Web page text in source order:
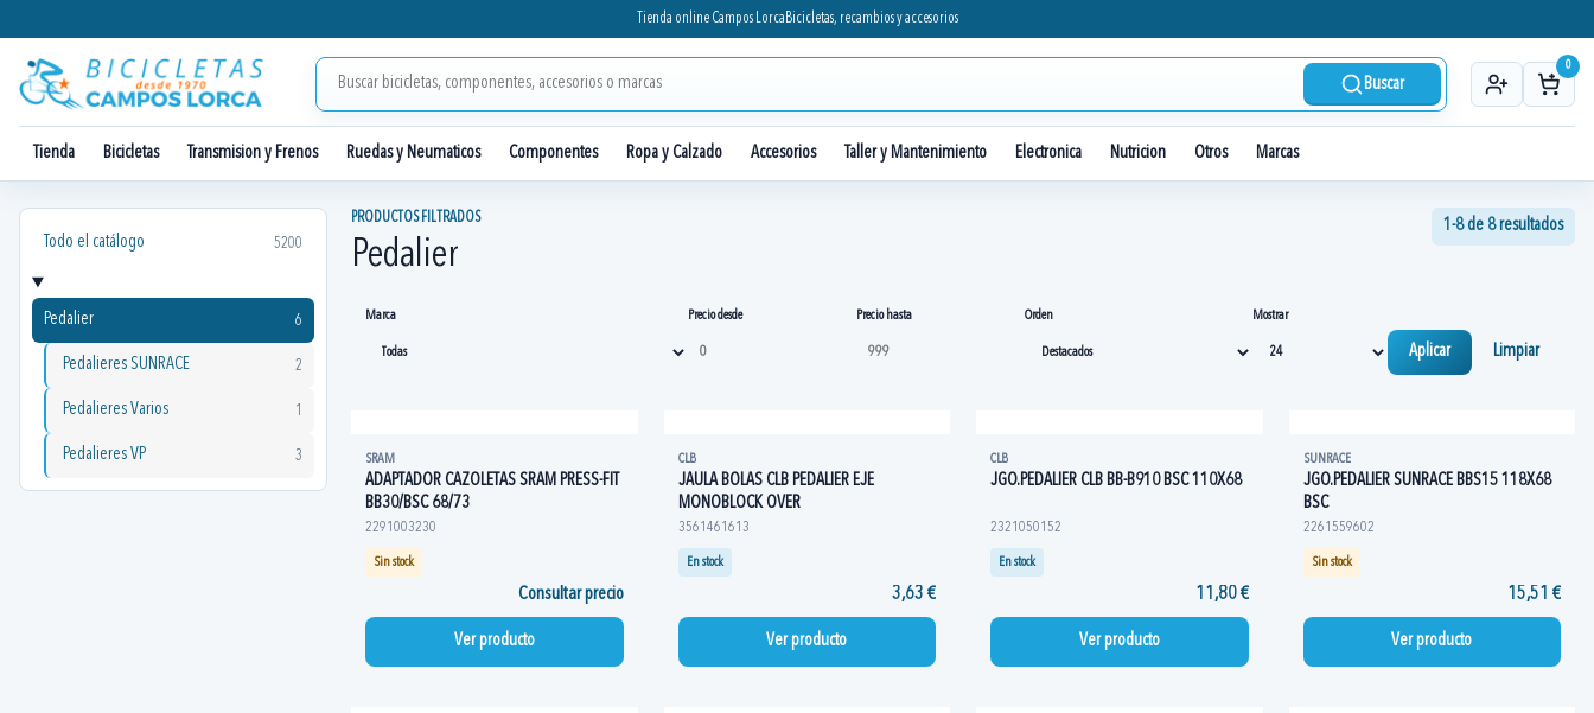
Tienda online Campos Lorca Bicicletas, recambios y accesorios
Buscar
0
Tienda Bicicletas Transmision y Frenos Ruedas y Neumaticos Componentes Ropa y Calzado Accesorios Taller y Mantenimiento Electronica Nutricion Otros Marcas
Todo el catálogo 5200
Pedalier 6
Pedalieres SUNRACE 2
Pedalieres Varios 1
Pedalieres VP 3
PRODUCTOS FILTRADOS
Pedalier
1-8 de 8 resultados
Marca Precio desde Precio hasta Orden Mostrar
Aplicar Limpiar
SRAM
ADAPTADOR CAZOLETAS SRAM PRESS-FIT
BB30/BSC 68/73
2291003230
Sin stock
Consultar precio
Ver producto
CLB
JAULA BOLAS CLB PEDALIER EJE
MONOBLOCK OVER
3561461613
En stock
3,63 €
Ver producto
CLB
JGO.PEDALIER CLB BB-B910 BSC 110X68
2321050152
En stock
11,80 €
Ver producto
SUNRACE
JGO.PEDALIER SUNRACE BBS15 118X68
BSC
2261559602
Sin stock
15,51 €
Ver producto